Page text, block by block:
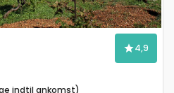
4,9
indtil ankomst)